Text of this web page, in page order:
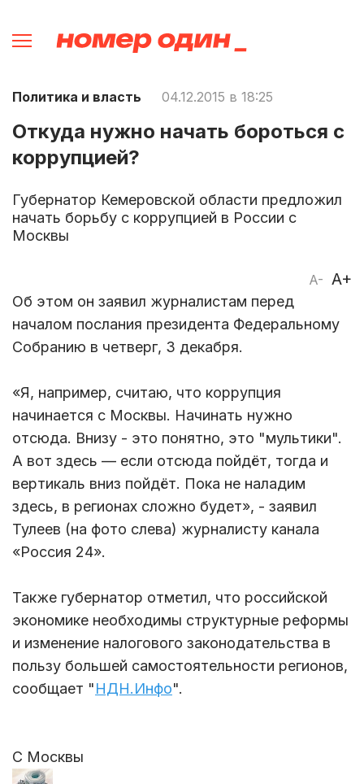
Политика и власть 04.12.2015 в 18:25
Откуда нужно начать бороться с
коррупцией?
Губернатор Кемеровской области предложил
начать борьбу с коррупцией в России с
Москвы
A- A+
Об этом он заявил журналистам перед
началом послания президента Федеральному
Собранию в четверг, 3 декабря.
«Я, например, считаю, что коррупция
начинается с Москвы. Начинать нужно
отсюда. Внизу - это понятно, это "мультики".
А вот здесь — если отсюда пойдёт, тогда и
вертикаль вниз пойдёт. Пока не наладим
здесь, в регионах сложно будет», - заявил
Тулеев (на фото слева) журналисту канала
«Россия 24».
Также губернатор отметил, что российской
экономике необходимы структурные реформы
и изменение налогового законодательства в
пользу большей самостоятельности регионов,
сообщает "НДН.Инфо".
С Москвы